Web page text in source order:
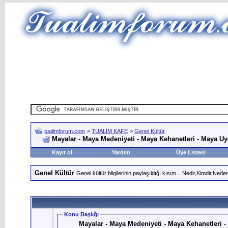
tualimforum.com > TUALİM KAFE > Genel Kültür
Mayalar - Maya Medeniyeti - Maya Kehanetleri - Maya
Kayıt ol Yardım Üye Listesi
Genel Kültür Genel kültür bilgilerinin paylaşıldığı kısım...
Konu Başlığı
Mayalar - Maya Medeniyeti - Maya Kehanetleri